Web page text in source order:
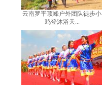
云南罗平顶峰户外团队徒步小
鸡登沐浴天...